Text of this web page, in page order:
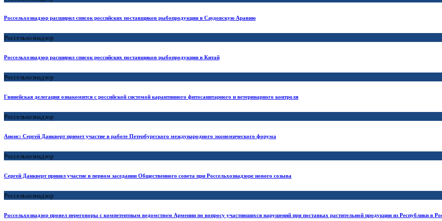
Россельхознадзор расширил список российских поставщиков рыбопродукции в Саудовскую Аравию
Россельхознадзор
Россельхознадзор расширил список российских поставщиков рыбопродукции в Китай
Россельхознадзор
Гвинейская делегация ознакомится с российской системой карантинного фитосанитарного и ветеринарного контроля
Россельхознадзор
Анонс: Сергей Данкверт примет участие в работе Петербургского международного экономического форума
Россельхознадзор
Сергей Данкверт принял участие в первом заседании Общественного совета при Россельхознадзоре нового созыва
Россельхознадзор
Россельхознадзор провел переговоры с компетентным ведомством Армении по вопросу участившихся нарушений при поставках растительной продукции из Республики в